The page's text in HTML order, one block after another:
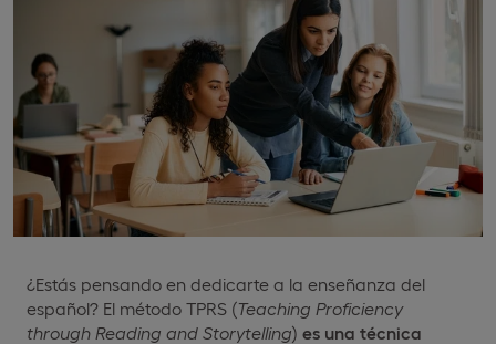
¿Estás pensando en dedicarte a la enseñanza del
español? El método TPRS (Teaching Proficiency
through Reading and Storytelling) es una técnica